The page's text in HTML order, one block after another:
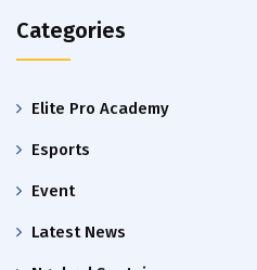
Categories
Elite Pro Academy
Esports
Event
Latest News